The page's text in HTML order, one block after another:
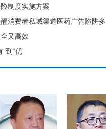
制度实施方案
消费者私域渠道医药广告陷阱多
又高效
到“优”